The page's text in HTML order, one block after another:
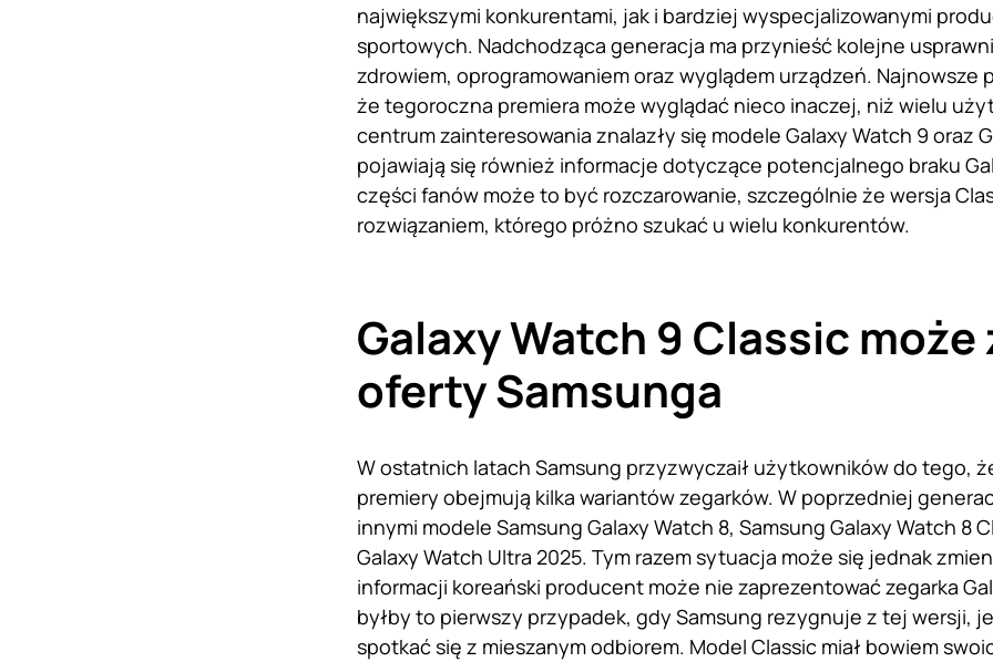
największymi konkurentami, jak i bardziej wyspecjalizowanymi
sportowych. Nadchodząca generacja ma przynieść kolejne
zdrowiem, oprogramowaniem oraz wyglądem urządzeń. Najnowsze
że tegoroczna premiera może wyglądać nieco inaczej, niż wielu
centrum zainteresowania znalazły się modele Galaxy Watch 9 oraz
pojawiają się również informacje dotyczące potencjalnego braku
części fanów może to być rozczarowanie, szczególnie że wersja
rozwiązaniem, którego próżno szukać u wielu konkurentów.
Galaxy Watch 9 Classic może
oferty Samsunga
W ostatnich latach Samsung przyzwyczaił użytkowników do tego,
premiery obejmują kilka wariantów zegarków. W poprzedniej
innymi modele Samsung Galaxy Watch 8, Samsung Galaxy Watch 8
Galaxy Watch Ultra 2025. Tym razem sytuacja może się jednak
informacji koreański producent może nie zaprezentować zegarka
byłby to pierwszy przypadek, gdy Samsung rezygnuje z tej wersji,
spotkać się z mieszanym odbiorem. Model Classic miał bowiem